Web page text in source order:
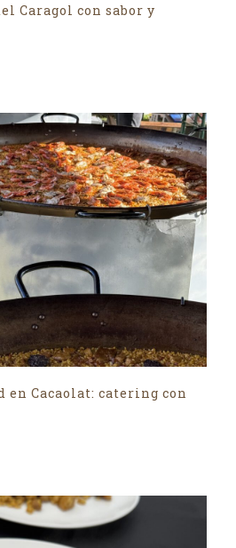
Caragol con sabor y
en Cacaolat: catering con